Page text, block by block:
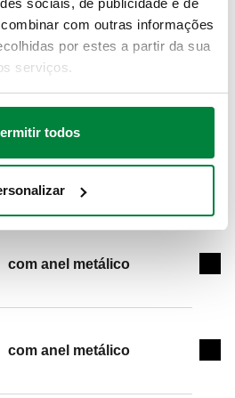
sociais, de publicidade e de
com outras informações
por estes a partir da sua
serviços.
todos
-
-
com anel metálico
com anel metálico